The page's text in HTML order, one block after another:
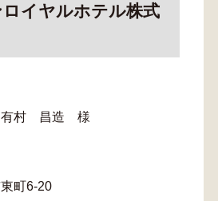
イヤルホテル株式
有村 昌造 様
町6-20